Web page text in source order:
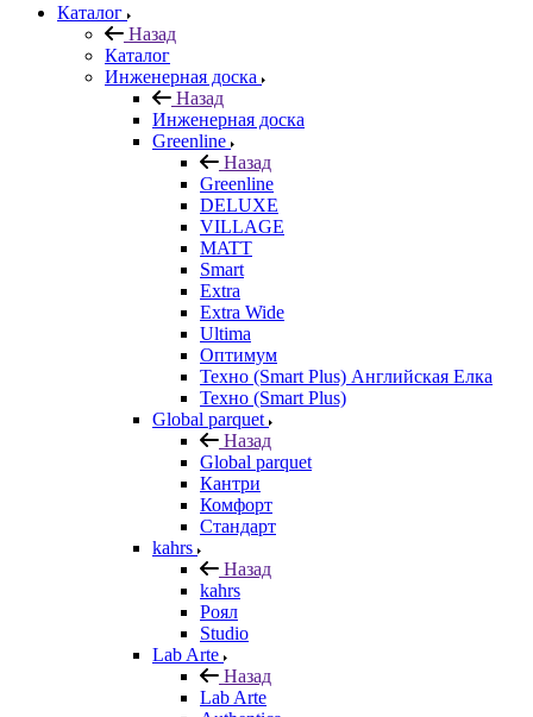
Каталог
Назад
Каталог
Инженерная доска
Назад
Инженерная доска
Greenline
Назад
Greenline
DELUXE
VILLAGE
MATT
Smart
Extra
Extra Wide
Ultima
Оптимум
Техно (Smart Plus) Английская Елка
Техно (Smart Plus)
Global parquet
Назад
Global parquet
Кантри
Комфорт
Стандарт
kahrs
Назад
kahrs
Роял
Studio
Lab Arte
Назад
Lab Arte